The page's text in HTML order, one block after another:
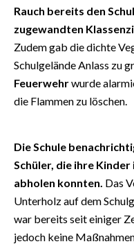
ABBONATI
ANNUNCI
NECROLOGI
PUBBLICITÀ
STORE
Rauch bereits den
zugewandten
Zudem gab die dichte
Schulgelände Anlass zu
Feuerwehrwurde
die Flammen zu löschen.
Die Schule
Schüler, die ihre
abholen konnten. Das
Unterholz auf dem
war bereits seit einiger
jedoch keine